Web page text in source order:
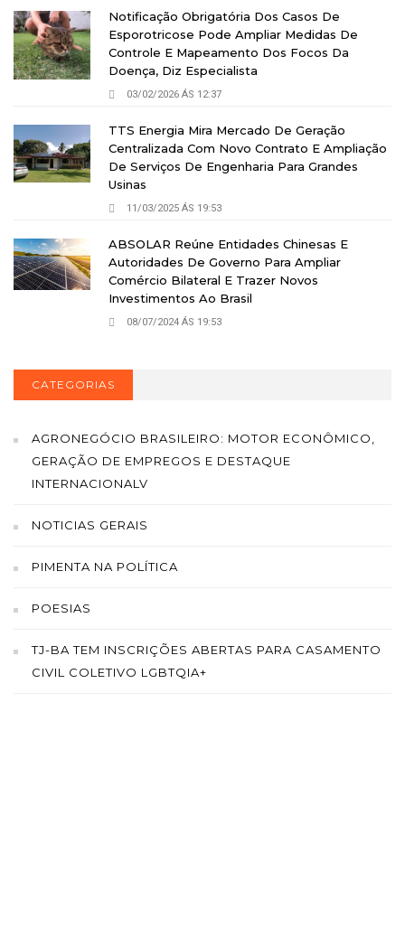
Notificação Obrigatória Dos Casos De
Esporotricose Pode Ampliar Medidas De
Controle E Mapeamento Dos Focos Da
Doença, Diz Especialista
03/02/2026 ÁS 12:37
TTS Energia Mira Mercado De Geração
Centralizada Com Novo Contrato E Ampliação
De Serviços De Engenharia Para Grandes
Usinas
11/03/2025 ÁS 19:53
ABSOLAR Reúne Entidades Chinesas E
Autoridades De Governo Para Ampliar
Comércio Bilateral E Trazer Novos
Investimentos Ao Brasil
08/07/2024 ÁS 19:53
CATEGORIAS
AGRONEGÓCIO BRASILEIRO: MOTOR ECONÔMICO,
GERAÇÃO DE EMPREGOS E DESTAQUE
INTERNACIONALV
NOTICIAS GERAIS
PIMENTA NA POLÍTICA
POESIAS
TJ-BA TEM INSCRIÇÕES ABERTAS PARA CASAMENTO
CIVIL COLETIVO LGBTQIA+